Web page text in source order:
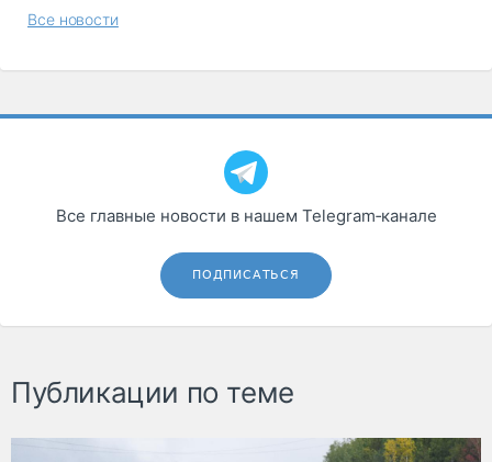
Все новости
Все главные новости в нашем Telegram‑канале
ПОДПИСАТЬСЯ
Публикации по теме